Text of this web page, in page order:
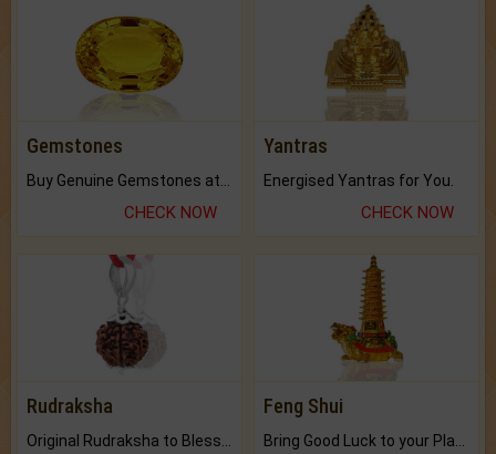
Gemstones
CHECK NOW
Yantras
Energised Yantras for You.
CHECK NOW
Rudraksha Feng Shui